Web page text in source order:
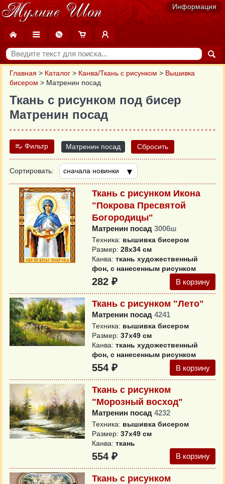
Информация
Главная > Каталог > Канва/Ткань с рисунком > Вышивка
бисером > Матренин посад
Ткань с рисунком под бисер
Матренин посад
Фильтр Матренин посад Сбросить
Сортировать:
Ткань с рисунком Икона
"Покрова Пресвятой
Богородицы"
Матренин посад 3006ш
Техника: вышивка бисером
Размер: 28х34 см
Канва: ткань художественный
фон, с нанесенным рисунком
282 ₽ В корзину
Ткань с рисунком "Лето"
Матренин посад 4241
Техника: вышивка бисером
Размер: 37х49 см
Канва: ткань художественный
фон, с нанесенным рисунком
554 ₽ В корзину
Ткань с рисунком
"Морозный восход"
Матренин посад 4232
Техника: вышивка бисером
Размер: 37x49 см
Канва: ткань
554 ₽ В корзину
Ткань с рисунком